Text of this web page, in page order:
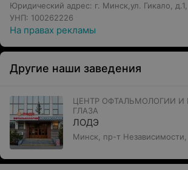
Юридический адрес: г. Минск,ул. Гикало,
УНП: 100262226
На правах рекламы
Другие наши заведения
ЦЕНТР ОФТАЛЬМОЛОГИИ И
ГЛАЗА
ЛОДЭ
Минск, пр-т Независимости,